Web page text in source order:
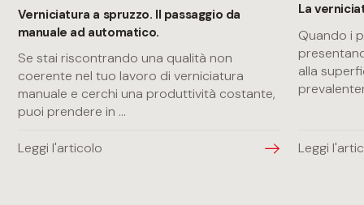
Verniciatura a spruzzo. Il passaggio da
manuale ad automatico.
Se stai riscontrando una qualità non
coerente nel tuo lavoro di verniciatura
manuale e cerchi una produttività costante,
puoi prendere in ...
Leggi l'articolo
La
Quando i
alla
Leggi